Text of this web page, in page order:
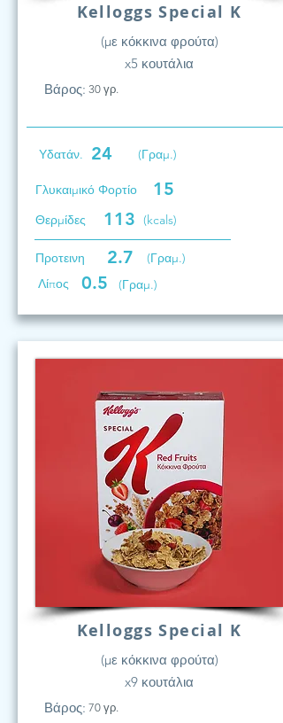
Kelloggs Special K
(με κόκκινα φρούτα)
x5 κουτάλια
Βάρος: 30 γρ.
Υδατάν. 24 (Γραμ.)
Γλυκαιμικό Φορτίο 15
Θερμίδες 113 (kcals)
Προτεινη 2.7
(Γραμ.)
Λίπος
0.5 (Γραμ.)
Kelloggs Special K
(με κόκκινα φρούτα)
x9 κουτάλια
Βάρος: 70 γρ.